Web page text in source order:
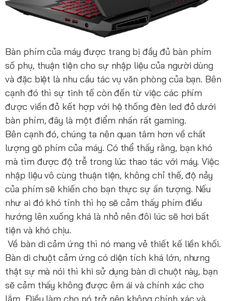
Bàn phím của máy được trang bị đầy đủ bàn phím
số phụ, thuận tiện cho sự nhập liệu của người dùng
và đặc biệt là nhu cầu tác vụ văn phòng của bạn. Bên
cạnh đó thì sự tinh tế còn đến từ việc các phím
được viền đỏ kết hợp với hệ thống đèn led đỏ dưới
bàn phím, đây là một điểm nhấn rất gaming.
Bên cạnh đó, chúng ta nên quan tâm hơn về chất
lượng gõ phím của máy. Có thể thấy rằng, bạn khó
mà tìm được độ trễ trong lúc thao tác với máy. Việc
nhập liệu vô cùng thuận tiện, không chỉ thế, độ nảy
của phím sẽ khiến cho bạn thực sự ấn tượng. Nếu
như ai đó khó tính thì họ sẽ cảm thấy phím điều
hướng lên xuống khá là nhỏ nên đôi lúc sẽ hơi bất
tiện và khó chịu.
Về bàn di cảm ứng thì nó mang vẻ thiết kế liền khối.
Bàn di chuột cảm ứng có diện tích khá lớn, nhưng
thật sự mà nói thì khi sử dụng bàn di chuột này, bạn
sẽ cảm thấy không được êm ái và chính xác cho